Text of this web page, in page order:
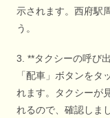
示されます。西府駅
う。
3. **タクシーの呼び
「配車」ボタンをタ
れます。タクシーが
れるので、確認しま